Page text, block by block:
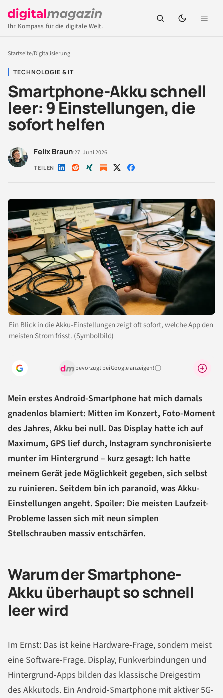
Ihr Kompass für die digitale Welt.
Startseite/Digitalisierung
TECHNOLOGIE & IT
Smartphone-Akku schnell
leer: 9 Einstellungen, die
sofort helfen
Felix Braun·27. Juni 2026
TEILEN Auf Auf Auf Auf Auf
Ein Blick in die Akku-Einstellungen zeigt oft sofort, welche App den
meisten Strom frisst. (Symbolbild)
bevorzugt bei Google anzeigen!Warum lohnt sich das?
Mein erstes Android-Smartphone hat mich damals
gnadenlos blamiert: Mitten im Konzert, Foto-Moment
des Jahres, Akku bei null. Das Display hatte ich auf
Maximum, GPS lief durch, Instagram synchronisierte
munter im Hintergrund – kurz gesagt: Ich hatte
meinem Gerät jede Möglichkeit gegeben, sich selbst
zu ruinieren. Seitdem bin ich paranoid, was Akku-
Einstellungen angeht. Spoiler: Die meisten Laufzeit-
Probleme lassen sich mit neun simplen
Stellschrauben massiv entschärfen.
Warum der Smartphone-
Akku überhaupt so schnell
leer wird
Im Ernst: Das ist keine Hardware-Frage, sondern meist
eine Software-Frage. Display, Funkverbindungen und
Hintergrund-Apps bilden das klassische Dreigestirn
des Akkutods. Ein Android-Smartphone mit aktiver 5G-